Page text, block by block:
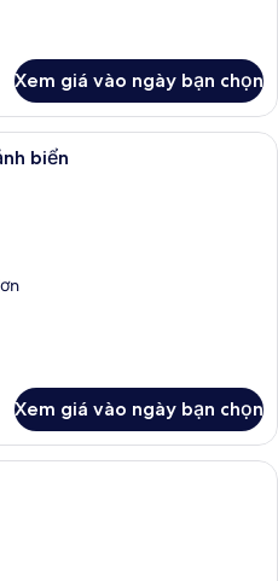
Xem giá vào ngày bạn chọn
Bộ trải giường bằng vải cotton Ai
biển
Xem giá vào ngày bạn chọn
Phòng dành cho gia đình | Bộ trải